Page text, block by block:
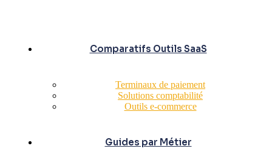
Comparatifs Outils SaaS
Terminaux de paiement
Solutions comptabilité
Outils e-commerce
Guides par Métier